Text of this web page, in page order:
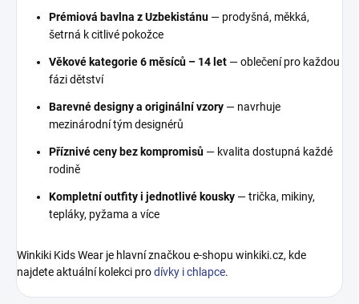
Prémiová bavlna z Uzbekistánu — prodyšná, měkká,
šetrná k citlivé pokožce
Věkové kategorie 6 měsíců – 14 let — oblečení pro každou
fázi dětství
Barevné designy a originální vzory — navrhuje
mezinárodní tým designérů
Příznivé ceny bez kompromisů — kvalita dostupná každé
rodině
Kompletní outfity i jednotlivé kousky — trička, mikiny,
tepláky, pyžama a více
Winkiki Kids Wear je hlavní značkou e-shopu winkiki.cz, kde
najdete aktuální kolekci prodívky i chlapce.